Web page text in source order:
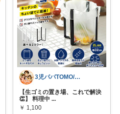
3児パパTOMO/暮らしが整う
【生ゴミの置き場、これで解決
👏】 料理中 ...
￥ 1,100